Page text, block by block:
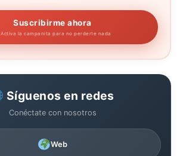
Suscribirme ahora
Activa la campanita para no perderte nada
Síguenos en redes
Conéctate con nosotros
Web